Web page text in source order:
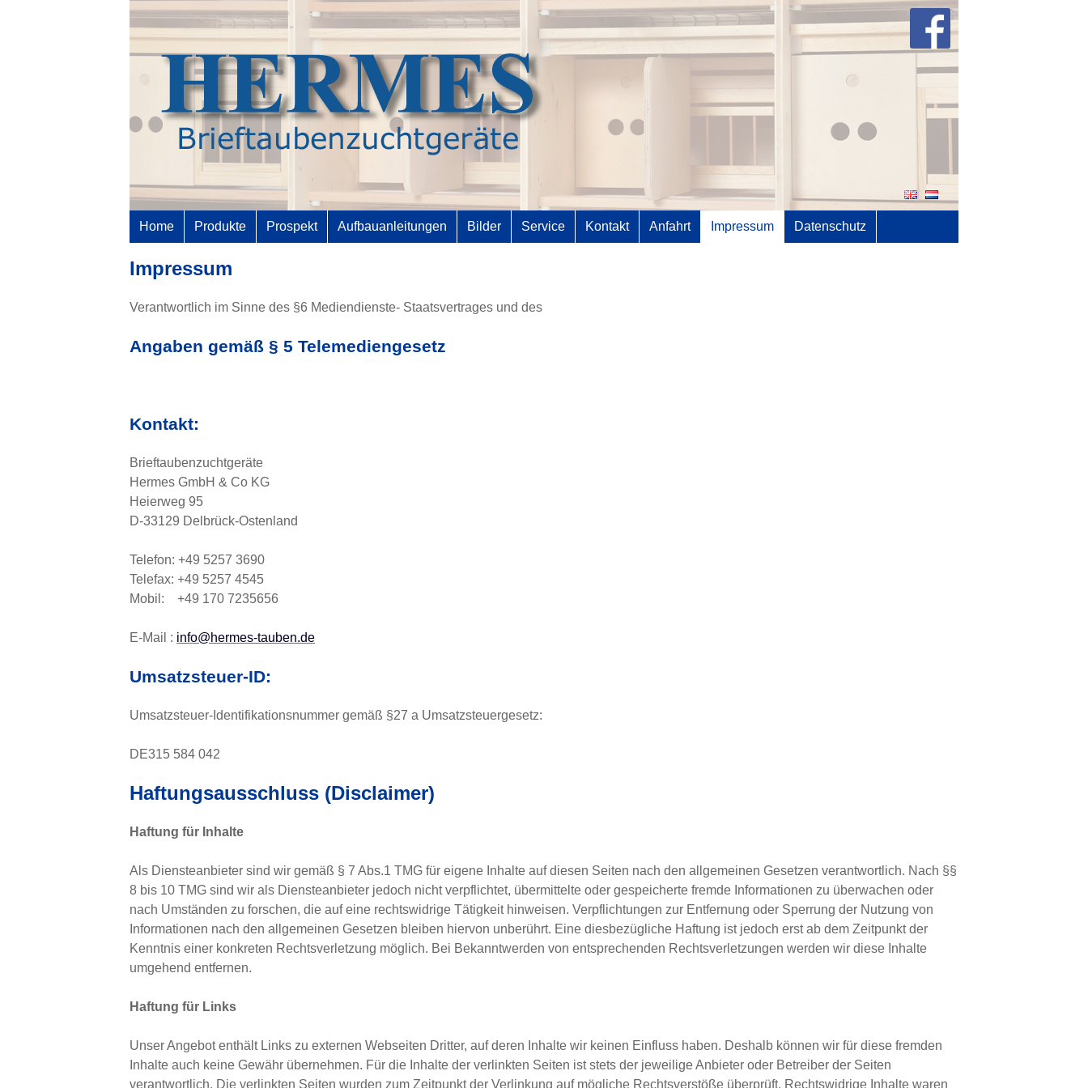
Home Produkte Prospekt Aufbauanleitungen Bilder Service Kontakt Anfahrt Impressum Datenschutz
Impressum
Verantwortlich im Sinne des §6 Mediendienste- Staatsvertrages und des
Angaben gemäß § 5 Telemediengesetz
Kontakt:
Brieftaubenzuchtgeräte
Hermes GmbH & Co KG
Heierweg 95
D-33129 Delbrück-Ostenland
Telefon: +49 5257 3690
Telefax: +49 5257 4545
Mobil: +49 170 7235656
E-Mail : info@hermes-tauben.de
Umsatzsteuer-ID:
Umsatzsteuer-Identifikationsnummer gemäß §27 a Umsatzsteuergesetz:
DE315 584 042
Haftungsausschluss (Disclaimer)
Haftung für Inhalte
Als Diensteanbieter sind wir gemäß § 7 Abs.1 TMG für eigene Inhalte auf diesen Seiten nach den allgemeinen Gesetzen verantwortlich. Nach §§
8 bis 10 TMG sind wir als Diensteanbieter jedoch nicht verpflichtet, übermittelte oder gespeicherte fremde Informationen zu überwachen oder
nach Umständen zu forschen, die auf eine rechtswidrige Tätigkeit hinweisen. Verpflichtungen zur Entfernung oder Sperrung der Nutzung von
Informationen nach den allgemeinen Gesetzen bleiben hiervon unberührt. Eine diesbezügliche Haftung ist jedoch erst ab dem Zeitpunkt der
Kenntnis einer konkreten Rechtsverletzung möglich. Bei Bekanntwerden von entsprechenden Rechtsverletzungen werden wir diese Inhalte
umgehend entfernen.
Haftung für Links
Unser Angebot enthält Links zu externen Webseiten Dritter, auf deren Inhalte wir keinen Einfluss haben. Deshalb können wir für diese fremden
Inhalte auch keine Gewähr übernehmen. Für die Inhalte der verlinkten Seiten ist stets der jeweilige Anbieter oder Betreiber der Seiten
verantwortlich. Die verlinkten Seiten wurden zum Zeitpunkt der Verlinkung auf mögliche Rechtsverstöße überprüft. Rechtswidrige Inhalte waren